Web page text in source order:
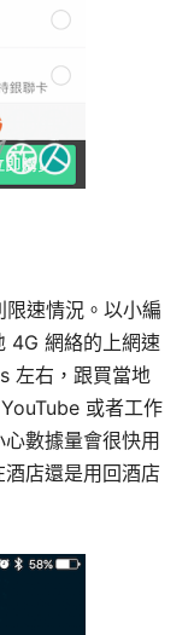
速情況。以小編
4G 網絡的上網速
左右，跟買當地
或者工作
數據量會很快用
店還是用回酒店